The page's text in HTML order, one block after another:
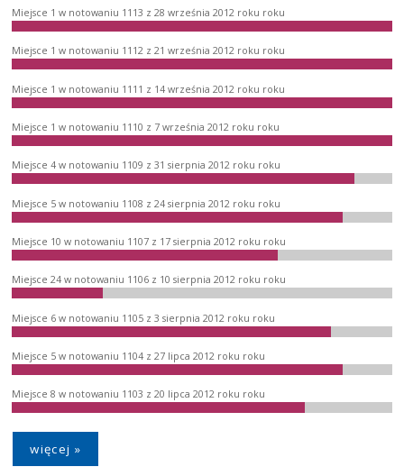
Miejsce 1 w notowaniu 1113 z 28 września 2012 roku roku
Miejsce 1 w notowaniu 1112 z 21 września 2012 roku roku
Miejsce 1 w notowaniu 1111 z 14 września 2012 roku roku
Miejsce 1 w notowaniu 1110 z 7 września 2012 roku roku
Miejsce 4 w notowaniu 1109 z 31 sierpnia 2012 roku roku
Miejsce 5 w notowaniu 1108 z 24 sierpnia 2012 roku roku
Miejsce 10 w notowaniu 1107 z 17 sierpnia 2012 roku roku
Miejsce 24 w notowaniu 1106 z 10 sierpnia 2012 roku roku
Miejsce 6 w notowaniu 1105 z 3 sierpnia 2012 roku roku
Miejsce 5 w notowaniu 1104 z 27 lipca 2012 roku roku
Miejsce 8 w notowaniu 1103 z 20 lipca 2012 roku roku
więcej »